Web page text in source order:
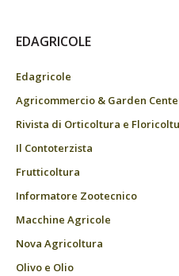
EDAGRICOLE
Edagricole
Agricommercio & Garden
Rivista di Orticoltura e
Il Contoterzista
Frutticoltura
Informatore Zootecnico
Macchine Agricole
Nova Agricoltura
Olivo e Olio